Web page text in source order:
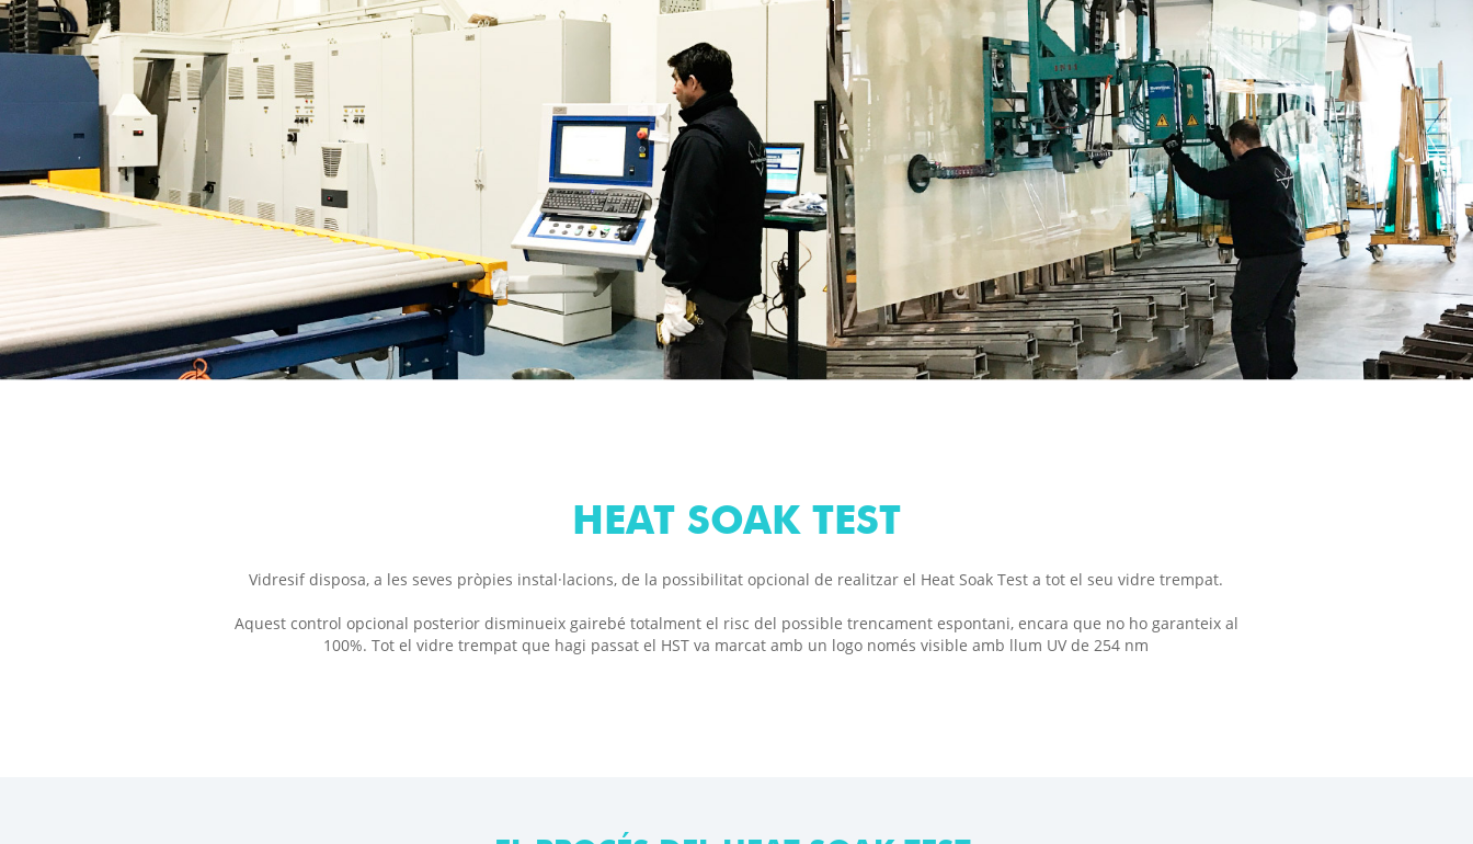
HEAT SOAK TEST
Vidresif disposa, a les seves pròpies instal·lacions, de la possibilitat opcional de realitzar el Heat Soak Test a tot el seu vidre trempat.
Aquest control opcional posterior disminueix gairebé totalment el risc del possible trencament espontani, encara que no ho garanteix al
100%. Tot el vidre trempat que hagi passat el HST va marcat amb un logo només visible amb llum UV de 254 nm